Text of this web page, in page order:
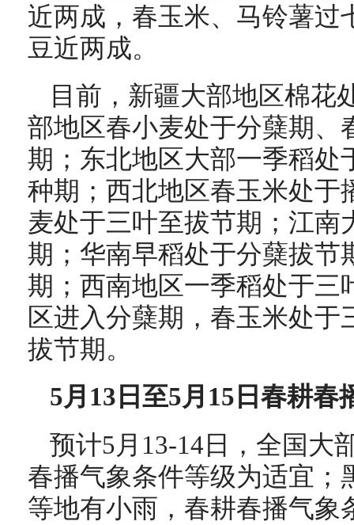
近两成，春玉米、马铃薯过
豆近两成。
目前，新疆大部地区棉花
部地区春小麦处于分蘖期、
期；东北地区大部一季稻处
种期；西北地区春玉米处于
麦处于三叶至拔节期；江南
期；华南早稻处于分蘖拔节
期；西南地区一季稻处于三
区进入分蘖期，春玉米处
拔节期。
5月13日至5月15日春耕春
预计5月13-14日，全国大
春播气象条件等级为适宜；
等地有小雨，春耕春播气象